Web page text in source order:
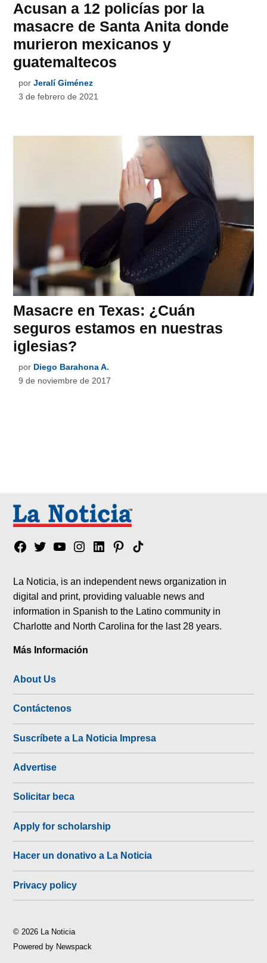
Acusan a 12 policías por la
masacre de Santa Anita donde
murieron mexicanos y
guatemaltecos
por Jeralí Giménez
3 de febrero de 2021
Masacre en Texas: ¿Cuán
seguros estamos en nuestras
iglesias?
por Diego Barahona A.
9 de noviembre de 2017
Facebook
TwitterYouTubeInstagram
LinkedinPinterest
Tik
La Noticia, is an independent news organization in
digital and print, providing valuable news and
information in Spanish to the Latino community in
Charlotte and North Carolina for the last 28 years.
Más Información
About Us
Contáctenos
Suscríbete a La Noticia Impresa
Advertise
Solicitar beca
Apply for scholarship
Hacer un donativo a La Noticia
Privacy policy
© 2026 La Noticia
Powered by Newspack